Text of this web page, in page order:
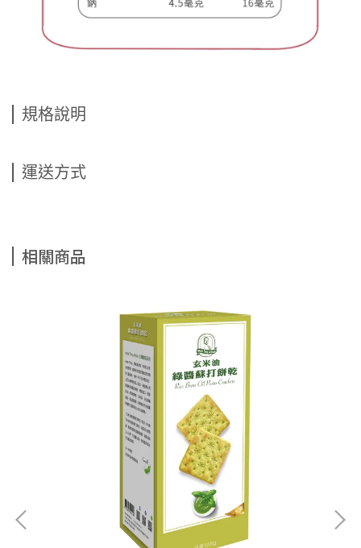
規格說明
運送方式
相關商品